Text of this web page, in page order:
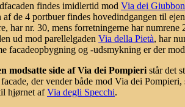
findes imidlertid mod Via dei
af de 4 portbuer findes hovedindgangen til
har nr. 30, mens forretningerne har numrene
ud mod parellelgaden Via della Pietà, har
facadeopbygning og -udsmykning er der
modsatte side af Via dei Pompieri står det
der vender både mod Via dei
hjørnet afVia degli Specchi.